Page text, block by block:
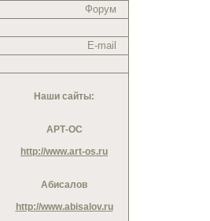
Форум
E-mail
Наши сайты:
АРТ-ОС
http://www.art-os.ru
Абисалов
http://www.abisalov.ru